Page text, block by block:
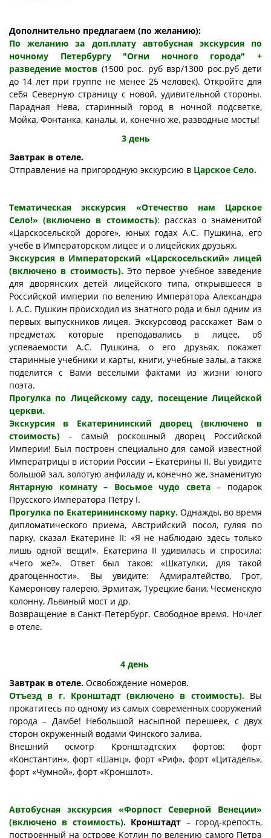
Дополнительно предлагаем (по желанию):
По желанию за доп.плату автобусная экскурсия по
ночному Петербургу "Огни ночного города" +
разведение мостов (1500 рос. руб взр/1300 рос.руб дети
до 14 лет при группе не менее 25 человек).Откройте для
себя Северную страницу с новой, удивительной стороны.
Парадная Нева, старинный город в ночной подсветке,
Мойка, Фонтанка, каналы, и, конечно же, разводные мосты!
3 день
Завтрак в отеле.
Отправление на пригородную экскурсию в Царское Село.
Тематическая экскурсия «Отечество нам Царское
Село!» (включено в стоимость): рассказ о знаменитой
«Царскосельской дороге», юных годах А.С. Пушкина, его
учебе в Императорском лицее и о лицейских друзьях.
Экскурсия в Императорский «Царскосельский» лицей
(включено в стоимость).Это первое учебное заведение
для дворянских детей лицейского типа, открывшееся в
Российской империи по велению Императора Александра
I. А.С. Пушкин происходил из знатного рода и был одним из
первых выпускников лицея. Экскурсовод расскажет Вам о
предметах, которые преподавались в лицее, об
успеваемости А.С. Пушкина, о его друзьях, покажет
старинные учебники и карты, книги, учебные залы, а также
поделится с Вами веселыми фактами из жизни юного
поэта.
Прогулка по Лицейскому саду, посещение Лицейской
церкви.
Экскурсия в Екатерининский дворец (включено в
стоимость) - самый роскошный дворец Российской
Империи! Был построен специально для самой известной
Императрицы в истории России – Екатерины II. Вы увидите
большой зал, золотую анфиладу и, конечно же, знаменитую
Янтарную комнату – Восьмое чудо света– подарок
Прусского Императора Петру I.
Прогулка по Екатерининскому парку. Однажды, во время
дипломатического приема, Австрийский посол, гуляя по
парку, сказал Екатерине II: «Я не наблюдаю здесь только
лишь одной вещи!». Екатерина II удивилась и спросила:
«Чего же?». Ответ был таков: «Шкатулки, для такой
драгоценности». Вы увидите: Адмиралтейство, Грот,
Камеронову галерею, Эрмитаж, Турецкие бани, Чесменскую
колонну, Львиный мост и др.
Возвращение в Санкт-Петербург. Свободное время. Ночлег
в отеле.
4 день
Завтрак в отеле. Освобождение номеров.
Отъезд в г. Кронштадт (включено в стоимость).Вы
прокатитесь по одному из самых современных сооружений
города – Дамбе! Небольшой насыпной перешеек, с двух
сторон окруженный водами Финского залива.
Внешний осмотр Кронштадтских фортов: форт
«Константин», форт «Шанц», форт «Риф», форт «Цитадель»,
форт «Чумной», форт «Кроншлот».
Автобусная экскурсия «Форпост Северной Венеции»
(включено в стоимость). Кронштадт – город-крепость,
построенный на острове Котлин по велению самого Петра